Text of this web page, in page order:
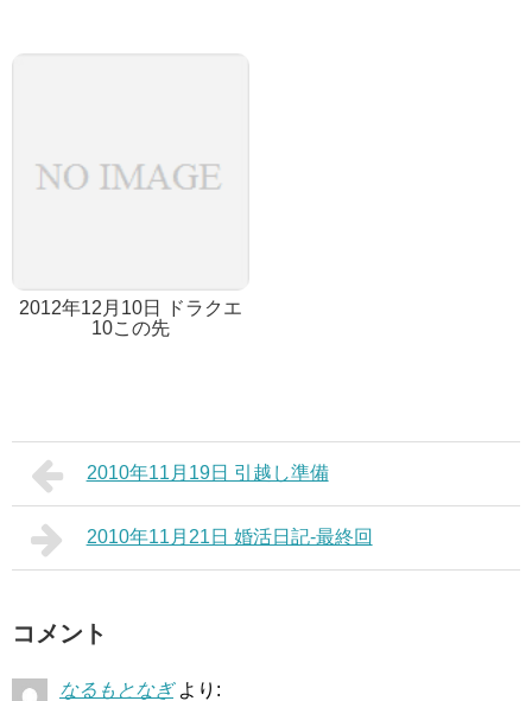
2012年12月10日 ドラクエ
10この先
2010年11月19日 引越し準備
2010年11月21日 婚活日記-最終回
コメント
なるもとなぎ より: